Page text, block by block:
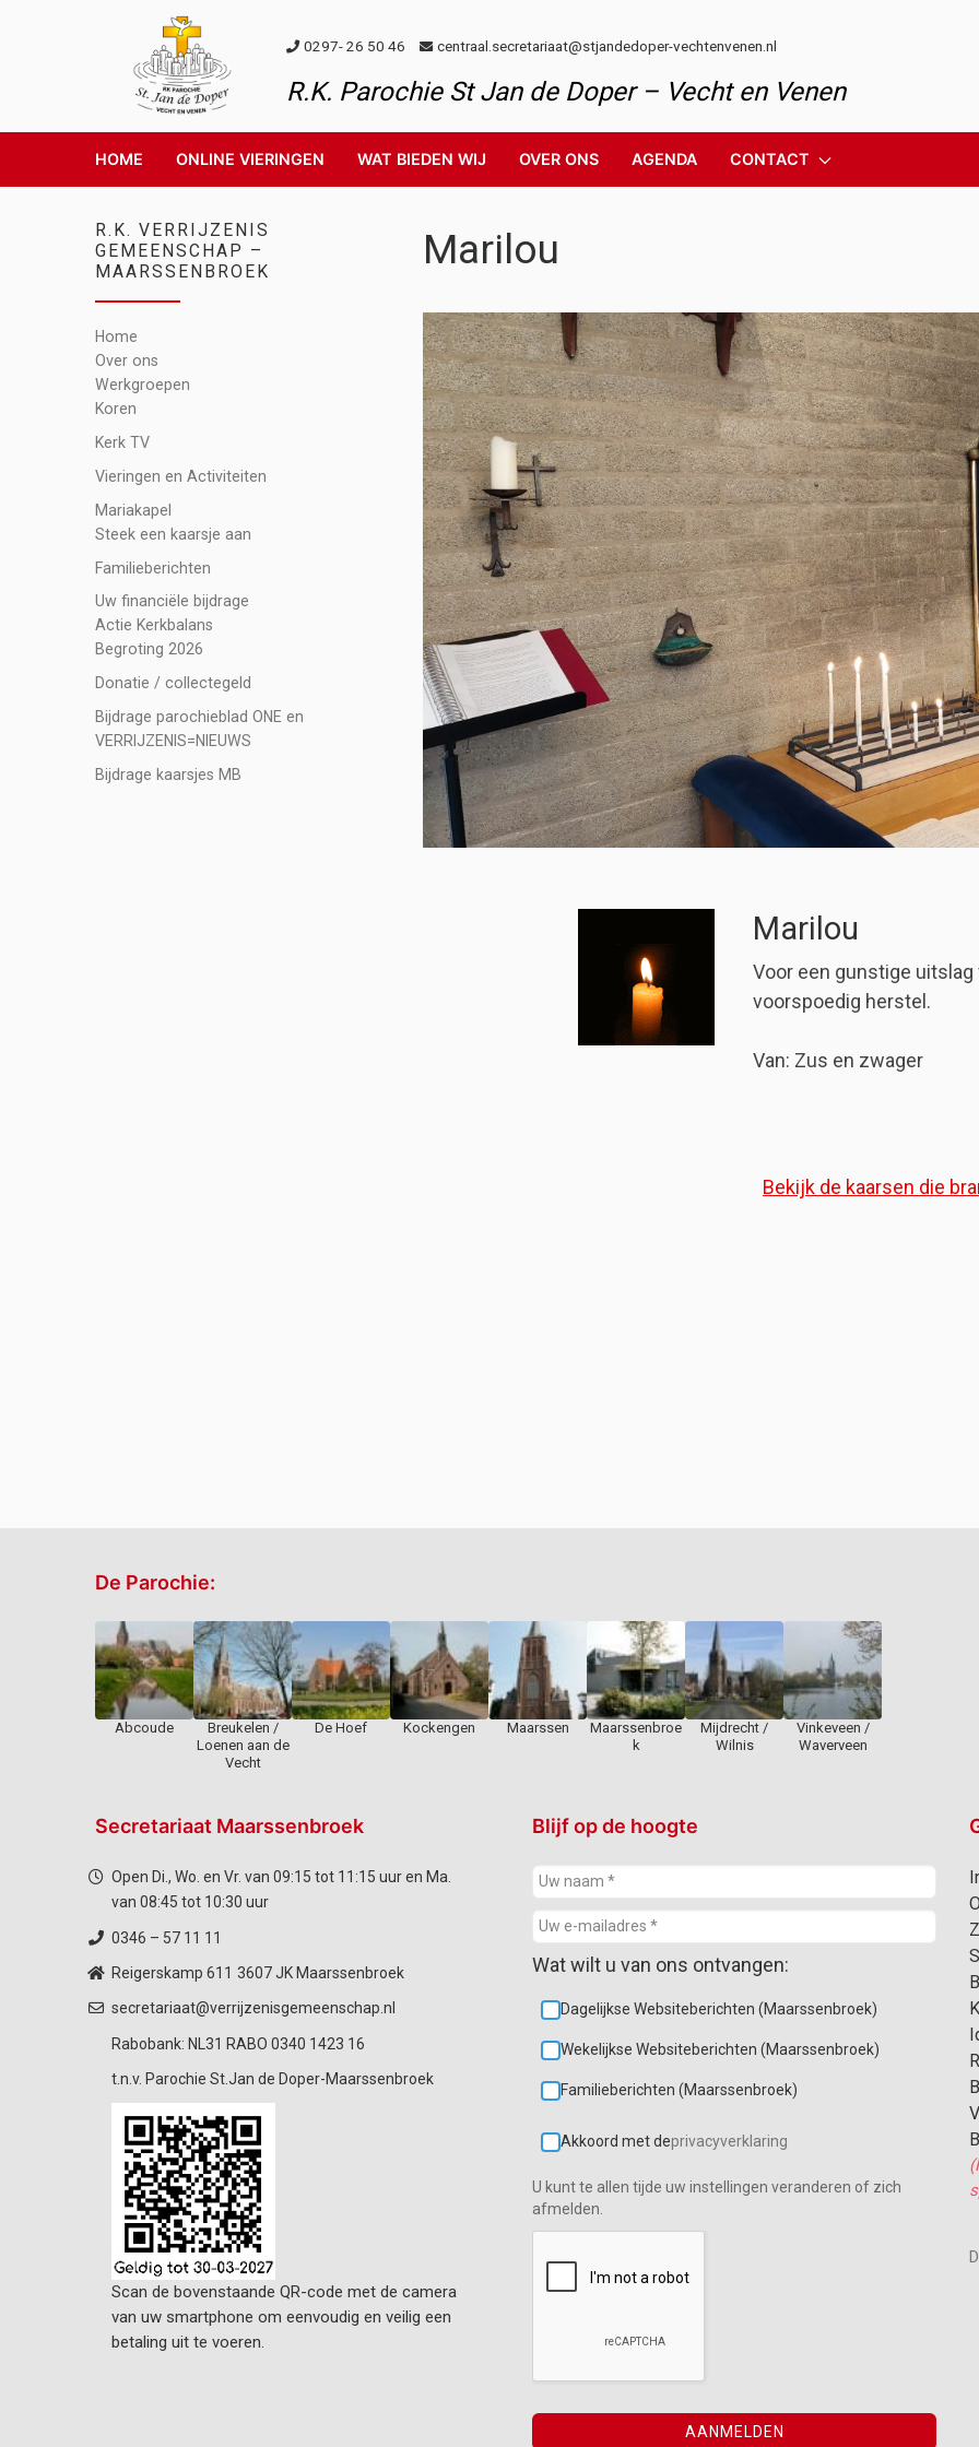
0297- 26 50 46 centraal.secretariaat@stjandedoper-vechtenvenen.nl
R.K. Parochie St Jan de Doper – Vecht en Venen
HOME ONLINE VIERINGEN WAT BIEDEN WIJ OVER ONS AGENDA CONTACT
Marilou
Marilou
Voor een gunstige
voorspoedig herstel.
Van: Zus en zwager
Bekijk de kaarsen die
R.K. VERRIJZENIS
GEMEENSCHAP –
MAARSSENBROEK
Home
Over ons
Werkgroepen
Koren
Kerk TV
Vieringen en Activiteiten
Mariakapel
Steek een kaarsje aan
Familieberichten
Uw financiële bijdrage
Actie Kerkbalans
Begroting 2026
Donatie / collectegeld
Bijdrage parochieblad ONE en
VERRIJZENIS=NIEUWS
Bijdrage kaarsjes MB
De Parochie:
Abcoude
Breukelen /
Loenen aan de
Vecht
De Hoef Kockengen Maarssen
Maarssenbroe
k
Mijdrecht /
Wilnis
Vinkeveen /
Waverveen
Secretariaat Maarssenbroek
Open Di., Wo. en Vr. van 09:15 tot 11:15 uur en Ma.
van 08:45 tot 10:30 uur
0346 – 57 11 11
Reigerskamp 611 3607 JK Maarssenbroek
secretariaat@verrijzenisgemeenschap.nl
Rabobank: NL31 RABO 0340 1423 16
t.n.v. Parochie St.Jan de Doper-Maarssenbroek
Scan de bovenstaande QR-code met de camera
van uw smartphone om eenvoudig en veilig een
betaling uit te voeren.
Blijf op de hoogte
Wat wilt u van ons ontvangen:
Dagelijkse Websiteberichten (Maarssenbroek)
Wekelijkse Websiteberichten (Maarssenbroek)
Familieberichten (Maarssenbroek)
Akkoord met deprivacyverklaring
U kunt te allen tijde uw instellingen veranderen of zich
afmelden.